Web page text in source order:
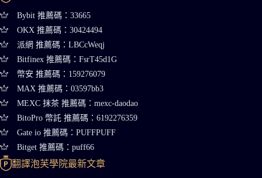
Bybit 推薦碼：33665
OKX 推薦碼：30424494
派網 推薦碼：LBCcWeqj
Bitfinex 推薦碼：FsrT45d1G
幣安 推薦碼：159276079
MAX 推薦碼：03597bb3
MEXC 抹茶 推薦碼：mexc-daodao
BitoPro 幣託 推薦碼：6192276359
Gate io 推薦碼：PUFFPUFF
Bitget 推薦碼：puff66
翻譯泡芙學院最新文章